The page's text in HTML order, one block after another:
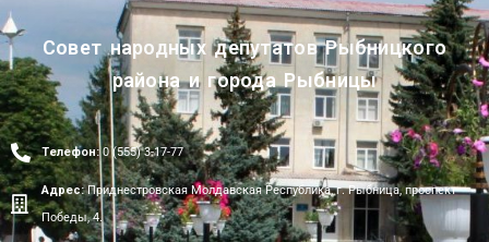
Совет народных депутатов Рыбницкого
района и города Рыбницы
Телефон:0 (555) 3-17-77
Адрес:Приднестровская Молдавская Республика, г. Рыбница, проспект
Победы, 4.